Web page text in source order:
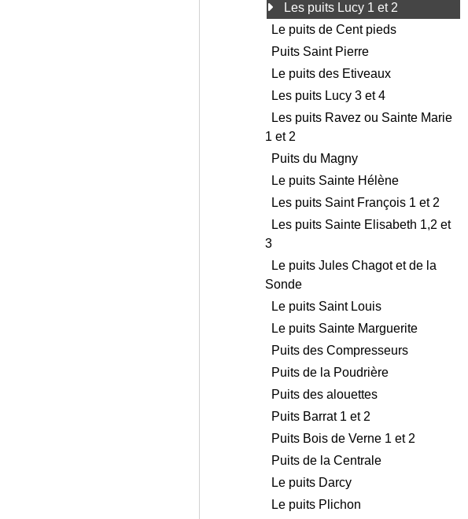
Les puits Lucy 1 et 2
Le puits de Cent pieds
Puits Saint Pierre
Le puits des Etiveaux
Les puits Lucy 3 et 4
Les puits Ravez ou Sainte Marie
1 et 2
Puits du Magny
Le puits Sainte Hélène
Les puits Saint François 1 et 2
Les puits Sainte Elisabeth 1,2 et
3
Le puits Jules Chagot et de la
Sonde
Le puits Saint Louis
Le puits Sainte Marguerite
Puits des Compresseurs
Puits de la Poudrière
Puits des alouettes
Puits Barrat 1 et 2
Puits Bois de Verne 1 et 2
Puits de la Centrale
Le puits Darcy
Le puits Plichon